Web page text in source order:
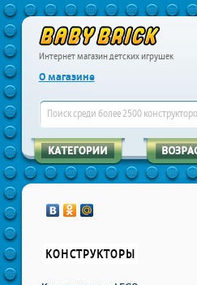
Интернет магазин детских игрушек
О магазине
КОНСТРУКТОРЫ